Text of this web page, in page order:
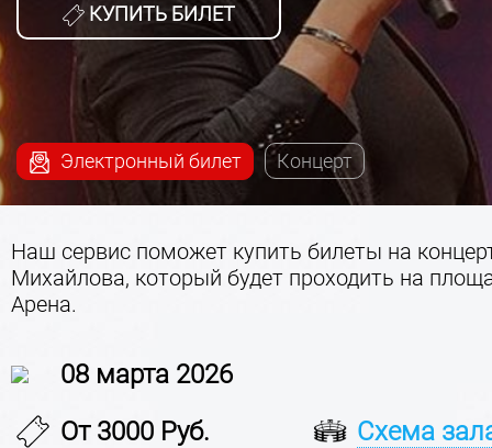
КУПИТЬ БИЛЕТ
Электронный билет Концерт
Наш сервис поможет купить билеты на
Михайлова, который будет проходить на
Арена.
08 марта 2026
От 3000 Руб.
Схема